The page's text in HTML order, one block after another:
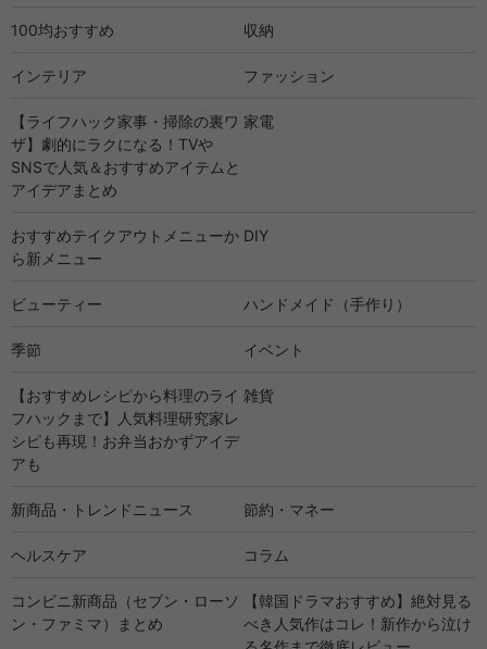
100均おすすめ 収納
インテリア ファッション
【ライフハック家事・掃除の裏ワ
ザ】劇的にラクになる！TVや
SNSで人気＆おすすめアイテムと
アイデアまとめ
家電
おすすめテイクアウトメニューか
ら新メニュー
DIY
ビューティー ハンドメイド（手作り）
季節 イベント
【おすすめレシピから料理のライ
フハックまで】人気料理研究家レ
シピも再現！お弁当おかずアイデ
アも
雑貨
新商品・トレンドニュース 節約・マネー
ヘルスケア コラム
コンビニ新商品（セブン・ローソ
ン・ファミマ）まとめ
【韓国ドラマおすすめ】絶対見る
べき人気作はコレ！新作から泣け